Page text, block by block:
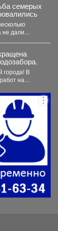
семерых
не дали
В
на